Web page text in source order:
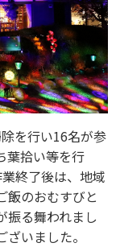
を行い16名が参
葉拾い等を行
終了後は、地域
飯のおむすびと
振る舞われまし
いました。